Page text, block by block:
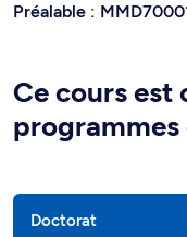
Préalable :
Ce cours est
programmes
Doctorat